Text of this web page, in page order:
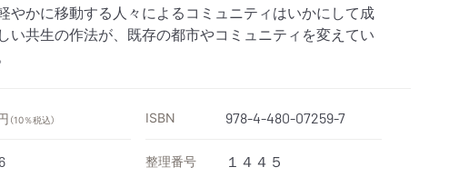
やかに移動する人々によるコミュニティはいかにして成
い共生の作法が、既存の都市やコミュニティを変えてい
（10％税込） ISBN 978-4-480-07259-7
整理番号 １４４５